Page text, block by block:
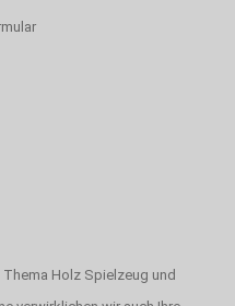
Holz Spielzeug und